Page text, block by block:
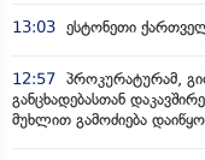
13:03 ესტონეთი
12:57 პროკურატურამ,
განცხადებასთან
მუხლით გამოძიება დაიწყო